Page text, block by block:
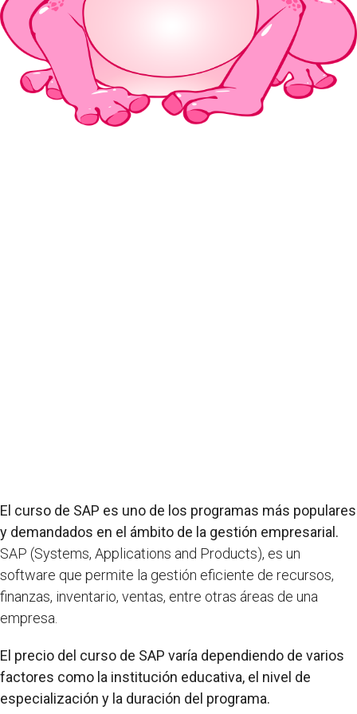
El curso de SAP es uno de los programas más populares
y demandados en el ámbito de la gestión empresarial.
SAP (Systems, Applications and Products), es un
software que permite la gestión eficiente de recursos,
finanzas, inventario, ventas, entre otras áreas de una
empresa.
El precio del curso de SAP varía dependiendo de varios
factores como la institución educativa, el nivel de
especialización y la duración del programa.